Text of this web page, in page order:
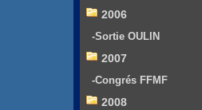
2006
-Sortie OULIN
2007
-Congrés FFMF
2008